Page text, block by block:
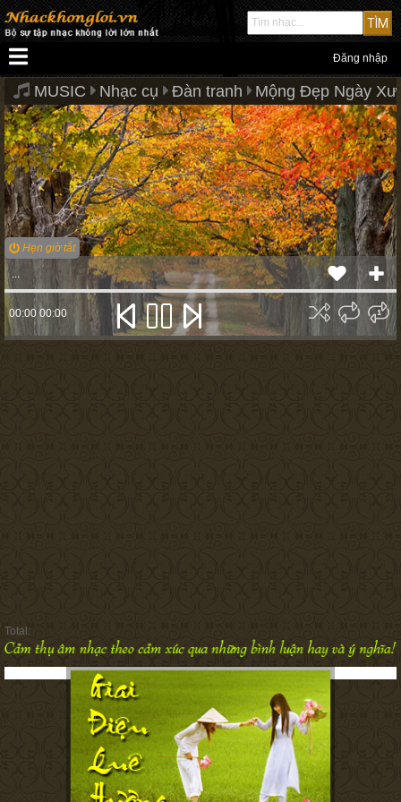
Đăng nhập
MUSIC Nhạc cụ Đàn tranh Mộng Đẹp Ngày
Hẹn giờ tắt
...
00:00 00:00
Total: